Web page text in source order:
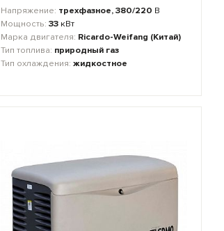
Напряжение: трехфазное, 380/220 В
Мощность: 33 кВт
Марка двигателя: Ricardo-Weifang (Китай)
Тип топлива: природный газ
Тип охлаждения: жидкостное